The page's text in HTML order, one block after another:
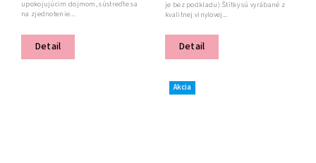
Detail
upokojujúcim dojmom, sústreďte sa
na zjednotenie...
Detail
je bez podkladu) Štítky sú vyrábané z
kvalitnej vinylovej...
Akcia